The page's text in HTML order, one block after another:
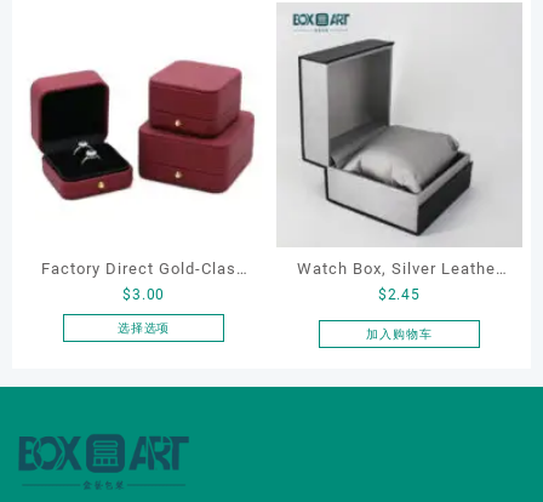
Bracelet & Earring
Organizers
体。
可
产
品
页
面
上
Factory Direct Gold-Clasp
Round-Corner Jewelry
Bracelet & Earring
$3.00
选择选项
多
Watch Box, Silver Leather
Watch Box
$2.45
加入购物车